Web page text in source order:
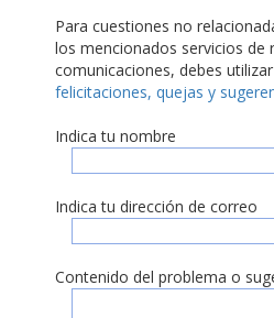
Para cuestiones no
los mencionados servicios de
comunicaciones, debes utilizar
felicitaciones, quejas y
Indica tu nombre
Indica tu dirección de correo
Contenido del problema o